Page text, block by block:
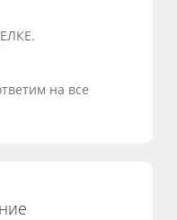
на все